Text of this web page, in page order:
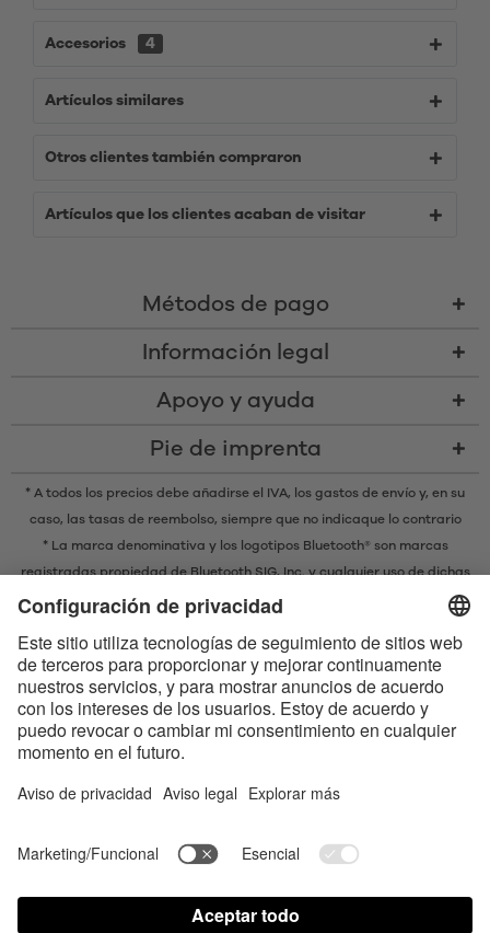
Accesorios 4
Artículos similares
Otros clientes también compraron
Artículos que los clientes acaban de visitar
Métodos de pago
Información legal
Apoyo y ayuda
Pie de imprenta
* A todos los precios debe añadirse el IVA, los gastos de envío y, en su
caso, las tasas de reembolso, siempre que no indicaque lo contrario
* La marca denominativa y los logotipos Bluetooth® son marcas
registradas propiedad de Bluetooth SIG, Inc. y cualquier uso de dichas
marcas por parte de EIS GmbH se realiza bajo licencia.